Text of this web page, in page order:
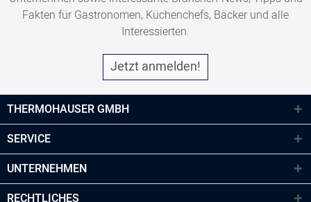
Fakten für Gastronomen, Küchenchefs, Bäcker und alle
Interessierten.
Jetzt anmelden!
THERMOHAUSER GMBH
SERVICE
UNTERNEHMEN
RECHTLICHES